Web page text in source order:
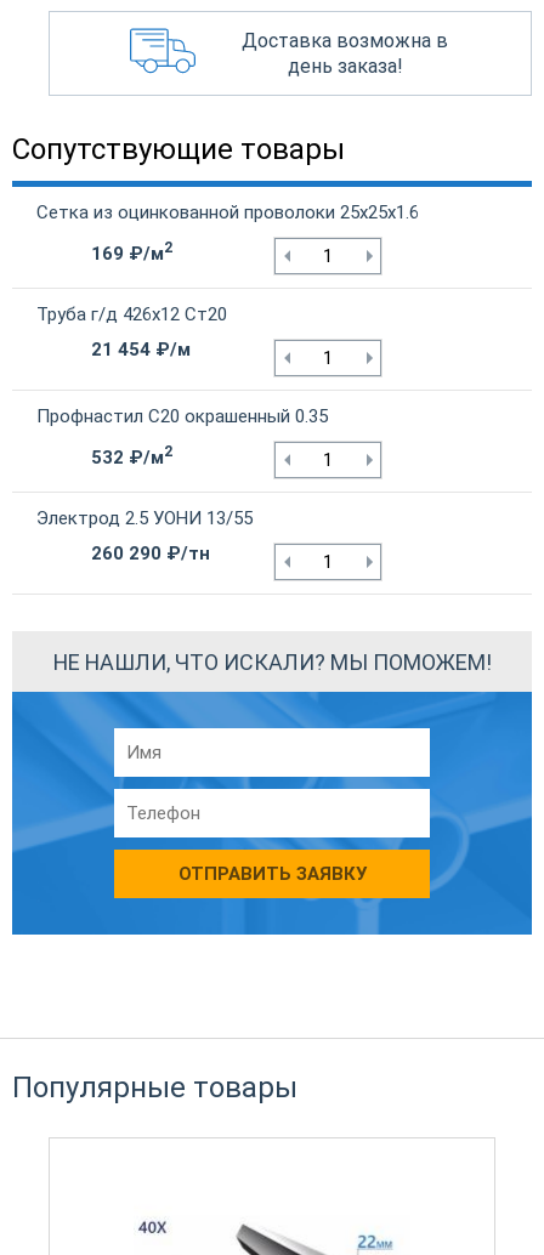
Доставка возможна в
день заказа!
Сопутствующие товары
Сетка из оцинкованной проволоки 25х25х1.6
169 ₽/м2
Труба г/д 426х12 Ст20
21 454 ₽/м
Профнастил С20 окрашенный 0.35
532 ₽/м2
Электрод 2.5 УОНИ 13/55
260 290 ₽/тн
НЕ НАШЛИ, ЧТО ИСКАЛИ? МЫ ПОМОЖЕМ!
ОТПРАВИТЬ ЗАЯВКУ
Популярные товары